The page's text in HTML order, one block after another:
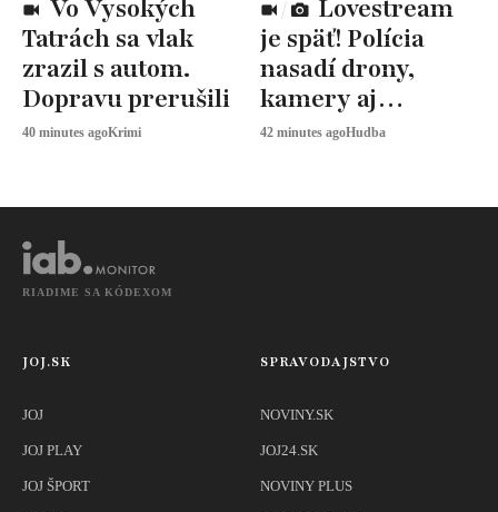
Tatrách sa vlak
zrazil s autom.
Dopravu prerušili
40 minutes agoKrimi
je späť! Polícia
nasadí drony,
kamery aj
desiatky hliadok
42 minutes agoHudba
RIADIME SA KÓDEXOM
JOJ.SK
JOJ
JOJ PLAY
JOJ ŠPORT
SPRAVODAJSTVO
NOVINY.SK
JOJ24.SK
NOVINY PLUS